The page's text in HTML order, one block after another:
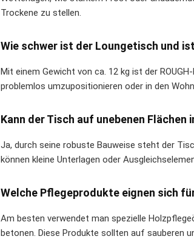
Trockene zu stellen.
Wie schwer ist der Loungetisch und
Mit einem Gewicht von ca. 12 kg ist der
problemlos umzupositionieren oder in den
Kann der Tisch auf unebenen Flächen
Ja, durch seine robuste Bauweise steht der
können kleine Unterlagen oder
Welche Pflegeprodukte eignen sich
Am besten verwendet man spezielle
betonen. Diese Produkte sollten auf sauberen